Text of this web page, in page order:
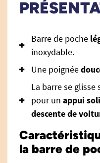
Barre de poche
inoxydable.
Une poignée
La barre se
pour un appui
descente de
la barre de